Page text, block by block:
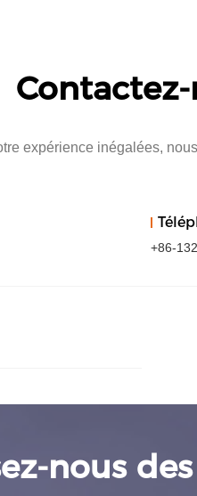
expérience inégalées,
+86-
nous